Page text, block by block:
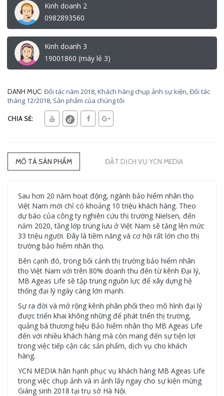
Kinh doanh 2
0982893560
Kinh doanh 3
19001860 (máy lẻ 3)
DANH MỤC: Đối tác năm 2018,Khách hàng chụp ảnh sự kiện,Đối tác
tháng 12/2018, Sản phẩm của chúng tôi
CHIA SẺ:
MÔ TẢ SẢN PHẨM ĐẶT DỊCH VỤ YCN MEDIA
Sau hơn 20 năm hoạt động, ngành bảo hiểm nhân thọ
Việt Nam mới chỉ có khoảng 10 triệu khách hàng. Theo
dự báo của công ty nghiên cứu thị trường Nielsen, đến
năm 2020, tầng lớp trung lưu ở Việt Nam sẽ tăng lên mức
33 triệu người. Đây là tiềm năng và cơ hội rất lớn cho thị
trường bảo hiểm nhân thọ.
Bên cạnh đó, trong bối cảnh thị trường bảo hiểm nhân
thọ Việt Nam với trên 80% doanh thu đến từ kênh Đại lý,
MB Ageas Life sẽ tập trung nguồn lực để xây dựng hệ
thống đại lý ngày càng lớn mạnh.
Sự ra đời và mở rộng kênh phân phối theo mô hình đại lý
được triển khai không những để phát triển thị trường,
quảng bá thương hiệu Bảo hiểm nhân thọ MB Ageas Life
đến với nhiều khách hàng mà còn mang đến sự tiện lợi
trong việc tiếp cận các sản phẩm, dịch vụ cho khách
hàng.
YCN MEDIA hân hạnh phục vụ khách hàng MB Ageas Life
trong việc chụp ảnh và in ảnh lấy ngay cho sự kiện mừng
Giáng sinh 2018 tại trụ sở Hà Nội.